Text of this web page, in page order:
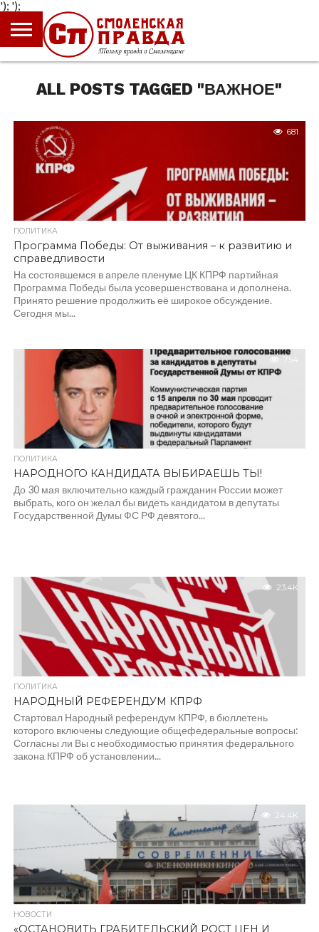
');
ГЛАВНАЯ
НОВОСТИ
ПРОИСШЕСТВИЯ
ПОЛИТИКА
КУЛЬТУРА
ЭКОНОМИКА
ОБЩЕСТВО
БЛОГИ
ALL POSTS TAGGED "ВАЖНОЕ"
681
ПОЛИТИКА
Программа Победы: От выживания – к развитию и
справедливости
На состоявшемся в апреле пленуме ЦК КПРФ партийная
Программа Победы была усовершенствована и дополнена.
Принято решение продолжить её широкое обсуждение.
Сегодня мы...
754
ПОЛИТИКА
НАРОДНОГО КАНДИДАТА ВЫБИРАЕШЬ ТЫ!
До 30 мая включительно каждый гражданин России может
выбрать, кого он желал бы видеть кандидатом в депутаты
Государственной Думы ФС РФ девятого...
23.4K
ПОЛИТИКА
НАРОДНЫЙ РЕФЕРЕНДУМ КПРФ
Стартовал Народный референдум КПРФ, в бюллетень
которого включены следующие общефедеральные вопросы:
Согласны ли Вы с необходимостью принятия федерального
закона КПРФ об установлении...
24.4K
НОВОСТИ
«ОСТАНОВИТЬ ГРАБИТЕЛЬСКИЙ РОСТ ЦЕН И
');